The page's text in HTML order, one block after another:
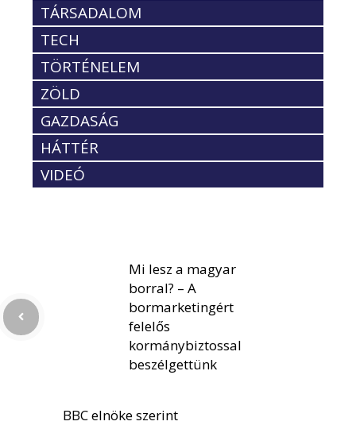
TÁRSADALOM
TECH
TÖRTÉNELEM
ZÖLD
GAZDASÁG
HÁTTÉR
VIDEÓ
Mi lesz a magyar
borral? – A
bormarketingért
felelős
kormánybiztossal
beszélgettünk
BBC elnöke szerint